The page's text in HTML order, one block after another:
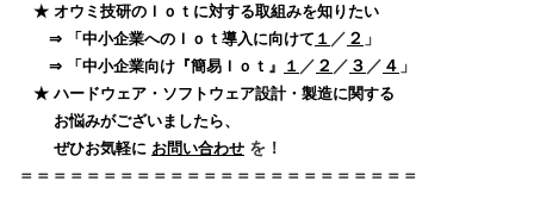
★ オウミ技研のＩｏｔに対する取組みを知りたい
⇒ 「中小企業へのＩｏｔ導入に向けて １ ／ ２ 」
⇒ 「中小企業向け『簡易Ｉｏｔ』 １ ／ ２ ／ ３ ／ ４ 」
★ ハードウェア・ソフトウェア設計・製造に関する
お悩みがございましたら、
ぜひお気軽に お問い合わせ を！
＝＝＝＝＝＝＝＝＝＝＝＝＝＝＝＝＝＝＝＝＝＝＝＝